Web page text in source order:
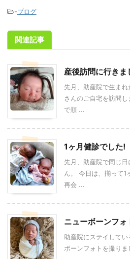
-ブログ
関連記事
産後訪問に行きま
先月、助産院で生ま
さんのご自宅を訪問
で順 ...
1ヶ月健診でした!
先月、助産院で同じ日
ん。 今日は、揃って1
再会 ...
ニューボーンフォ
助産院にステイして
ボーンフォトを撮り